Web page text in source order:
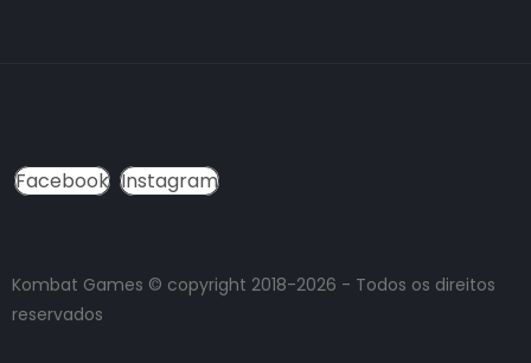
Facebook Instagram
Kombat Games © copyright 2018-2026 - Todos os direitos
reservados